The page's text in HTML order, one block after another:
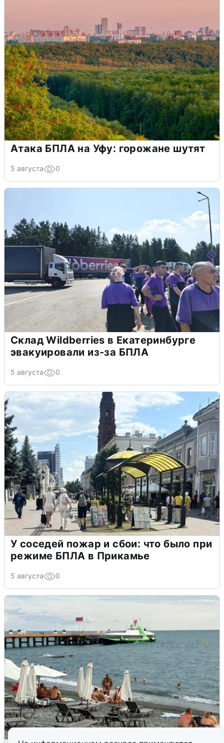
Атака БПЛА на Уфу: горожане шутят
5 августа 0
Склад Wildberries в Екатеринбурге
эвакуировали из-за БПЛА
5 августа 0
У соседей пожар и сбои: что было при
режиме БПЛА в Прикамье
5 августа 0